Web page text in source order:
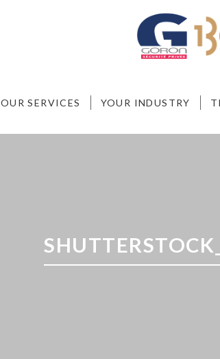
OUR SERVICES YOUR INDUSTRY